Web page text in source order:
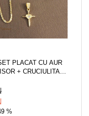
PLACAT CU AUR
+ CRUCIULITA +
%